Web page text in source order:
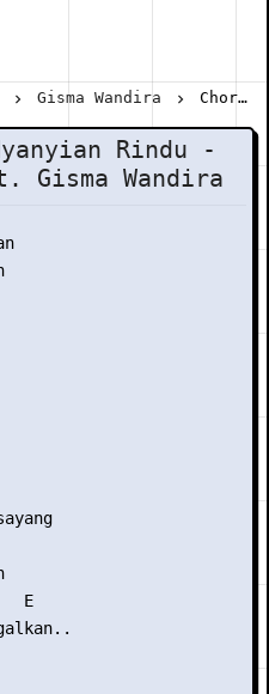
Gisma Wandira Chord Ukulele Nyanyian Rindu - Andra Respati ft. Gisma Wandira
Rindu -
Gisma Wandira
E